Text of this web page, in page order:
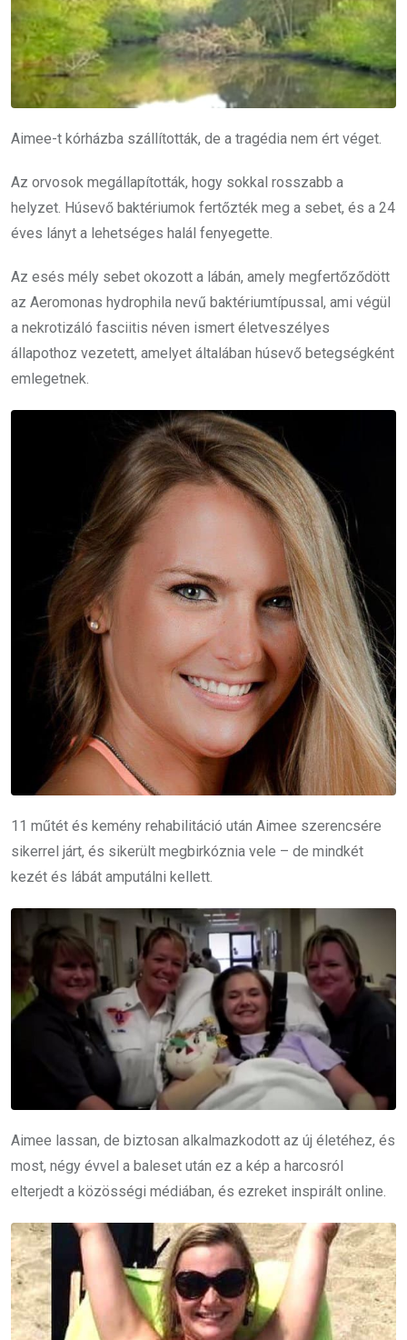
Aimee-t kórházba szállították, de a tragédia nem ért véget.
Az orvosok megállapították, hogy sokkal rosszabb a
helyzet. Húsevő baktériumok fertőzték meg a sebet, és a 24
éves lányt a lehetséges halál fenyegette.
Az esés mély sebet okozott a lábán, amely megfertőződött
az Aeromonas hydrophila nevű baktériumtípussal, ami végül
a nekrotizáló fasciitis néven ismert életveszélyes
állapothoz vezetett, amelyet általában húsevő betegségként
emlegetnek.
11 műtét és kemény rehabilitáció után Aimee szerencsére
sikerrel járt, és sikerült megbirkóznia vele – de mindkét
kezét és lábát amputálni kellett.
Aimee lassan, de biztosan alkalmazkodott az új életéhez, és
most, négy évvel a baleset után ez a kép a harcosról
elterjedt a közösségi médiában, és ezreket inspirált online.